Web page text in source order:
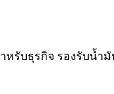
รับธุรกิจ รองรับน้ำ